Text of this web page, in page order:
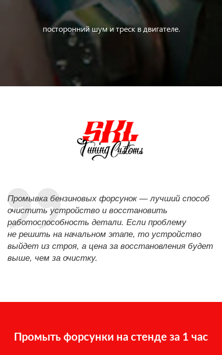
посторонний шум и треск в двигателе.
Промывка бензиновых форсунок — лучший способ
очистить устройство и восстановить
работоспособность детали. Если проблему
не решить на начальном этапе, то устройство
выйдет из строя, а цена за восстановления будет
выше, чем за очистку.
Промыть форсунки на стенде за 1 час